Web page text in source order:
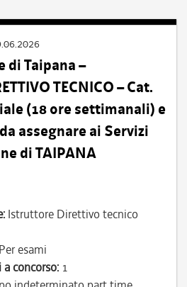
di Taipana –
TECNICO – Cat.
(18 ore settimanali) e
assegnare ai Servizi
di TAIPANA
Istruttore Direttivo tecnico
Per esami
concorso: 1